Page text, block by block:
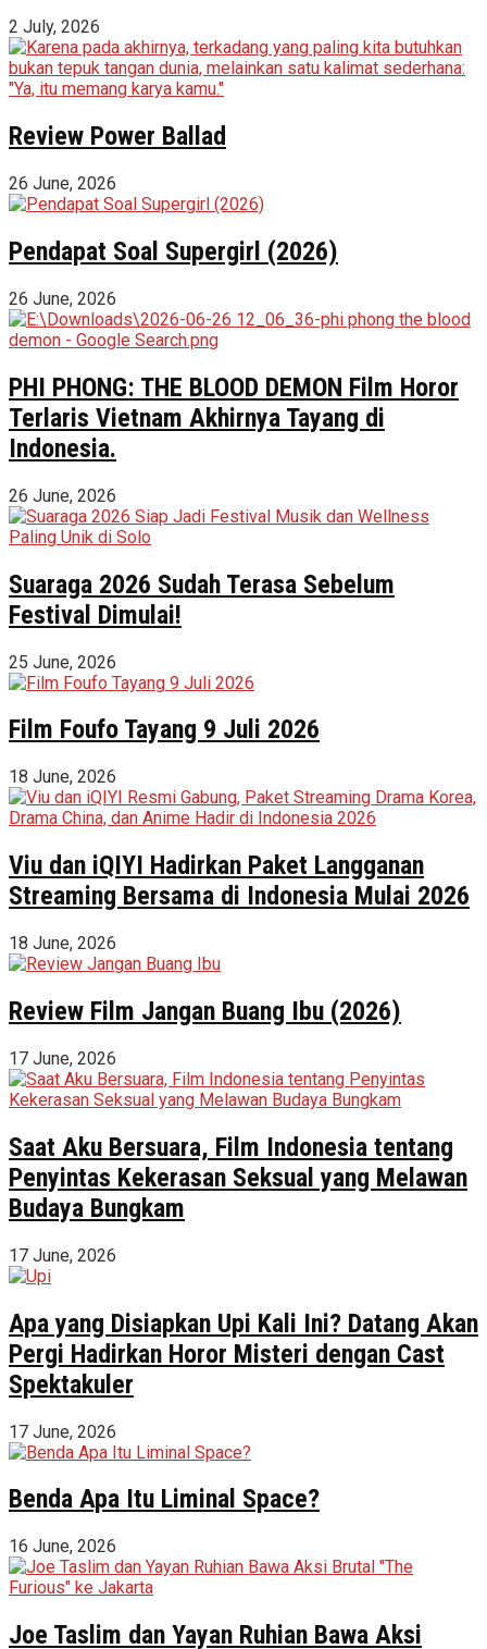
2 July, 2026
Review Power Ballad
26 June, 2026
Pendapat Soal Supergirl (2026)
26 June, 2026
PHI PHONG: THE BLOOD DEMON Film Horor
Terlaris Vietnam Akhirnya Tayang di
Indonesia.
26 June, 2026
Suaraga 2026 Sudah Terasa Sebelum
Festival Dimulai!
25 June, 2026
Film Foufo Tayang 9 Juli 2026
18 June, 2026
Viu dan iQIYI Hadirkan Paket Langganan
Streaming Bersama di Indonesia Mulai 2026
18 June, 2026
Review Film Jangan Buang Ibu (2026)
17 June, 2026
Saat Aku Bersuara, Film Indonesia tentang
Penyintas Kekerasan Seksual yang Melawan
Budaya Bungkam
17 June, 2026
Apa yang Disiapkan Upi Kali Ini? Datang Akan
Pergi Hadirkan Horor Misteri dengan Cast
Spektakuler
17 June, 2026
Benda Apa Itu Liminal Space?
16 June, 2026
Joe Taslim dan Yayan Ruhian Bawa Aksi